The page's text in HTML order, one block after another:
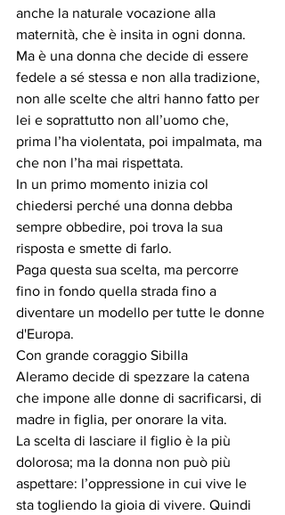
anche la naturale vocazione alla
maternità, che è insita in ogni donna.
Ma è una donna che decide di essere
fedele a sé stessa e non alla tradizione,
non alle scelte che altri hanno fatto per
lei e soprattutto non all’uomo che,
prima l’ha violentata, poi impalmata, ma
che non l’ha mai rispettata.
In un primo momento inizia col
chiedersi perché una donna debba
sempre obbedire, poi trova la sua
risposta e smette di farlo.
Paga questa sua scelta, ma percorre
fino in fondo quella strada fino a
diventare un modello per tutte le donne
d'Europa.
Con grande coraggio Sibilla
Aleramo decide di spezzare la catena
che impone alle donne di sacrificarsi, di
madre in figlia, per onorare la vita.
La scelta di lasciare il figlio è la più
dolorosa; ma la donna non può più
aspettare: l’oppressione in cui vive le
sta togliendo la gioia di vivere. Quindi